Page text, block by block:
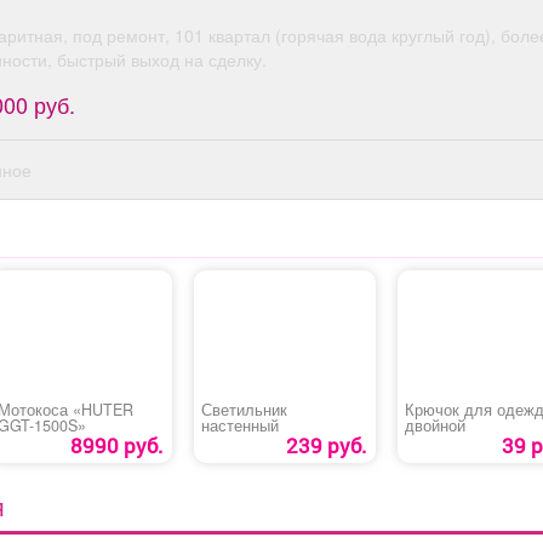
под ремонт, 101 квартал (горячая вода круглый год),
быстрый выход на сделку.
руб.
Мотокоса «HUTER
1500S»
8990 руб.
Светильник
настенный
239 руб.
Крючок для
двойной
39